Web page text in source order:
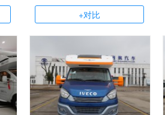
+对比